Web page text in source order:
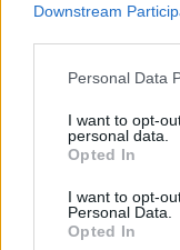
Downstream
Please note that
not limited to your
grant or deny
use your data for
consent section.
Personal Data
I want to opt-
personal data.
Opted In
I want to opt-
Personal Data.
Opted In
i